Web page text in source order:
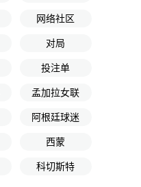
网络社区
对局
投注单
孟加拉女联
阿根廷球迷
西蒙
科切斯特